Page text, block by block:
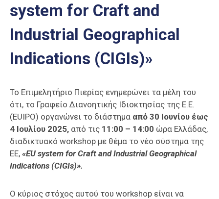
Έκθεση
Παραδοσιακών
Επαγγελμάτων
Έκθεση
ΕΒΕΠ-
Πιερία
system for Craft and
Industrial Geographical
Indications (CIGIs)»
Το Επιμελητήριο Πιερίας ενημερώνει τα μέλη του
ότι, το Γραφείο Διανοητικής Ιδιοκτησίας της Ε.Ε.
(EUIPO) οργανώνει το διάστημα από 30 Ιουνίου έως
4 Ιουλίου 2025, από τις 11:00 – 14:00 ώρα Ελλάδας,
διαδικτυακό workshop με θέμα το νέο σύστημα της
ΕΕ, «EU system for Craft and Industrial Geographical
Indications (CIGIs)».
Ο κύριος στόχος αυτού του workshop είναι να